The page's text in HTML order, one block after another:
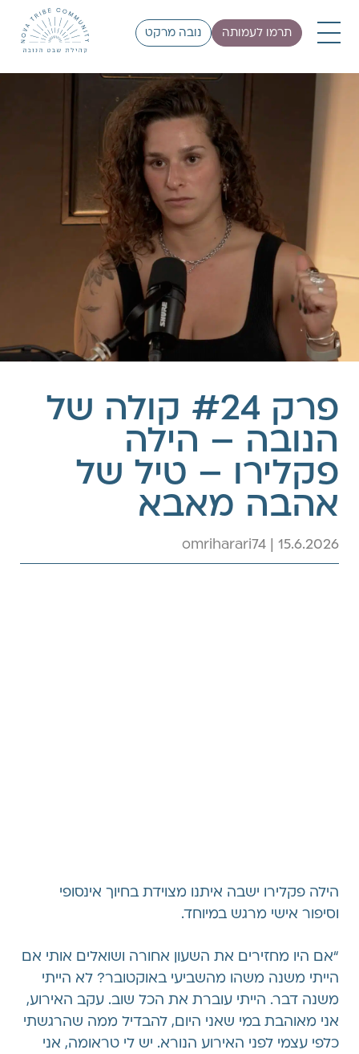
תרמו לעמותה נובה מרקט
פרק #24 קולה של
הנובה – הילה
פקלירו – טיל של
אהבה מאבא
omriharari74 | 15.6.2026
הילה פקלירו ישבה איתנו מצוידת בחיוך אינסופי
וסיפור אישי מרגש במיוחד.
“אם היו מחזירים את השעון אחורה ושואלים אותי אם
הייתי משנה משהו מהשביעי באוקטובר? לא הייתי
משנה דבר. הייתי עוברת את הכל שוב. עקב האירוע,
אני מאוהבת במי שאני היום, להבדיל ממה שהרגשתי
כלפי עצמי לפני האירוע הנורא. יש לי טראומה, אני